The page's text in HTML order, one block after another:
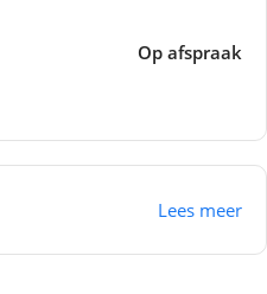
Op afspraak
Lees meer